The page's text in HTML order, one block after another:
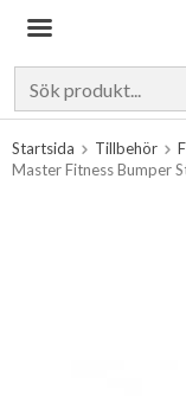
Startsida Tillbehör
Master Fitness Bumper